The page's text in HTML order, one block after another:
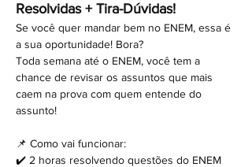
Resolvidas + Tira-Dúvidas!
Se você quer mandar bem no ENEM, essa é
a sua oportunidade! Bora?
Toda semana até o ENEM, você tem a
chance de revisar os assuntos que mais
caem na prova com quem entende do
assunto!
📌 Como vai funcionar:
✔️ 2 horas resolvendo questões do ENEM